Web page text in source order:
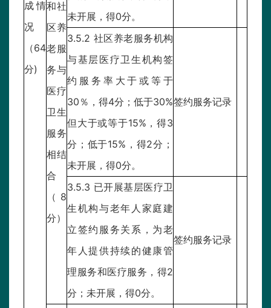
成情
况
（64
分)
和社
区养
老服
务与
医疗
卫生
服务
相结
合
（8
分）
未开展，得0分。
3.5.2 社区养老服务机构
与基层医疗卫生机构签
约服务率大于或等于
30％，得4分；低于30%
但大于或等于15%，得3
分；低于15%，得2分；
未开展，得0分。
签约服务记录
3.5.3 已开展基层医疗卫
生机构与老年人家庭建
立签约服务关系，为老
年人提供持续的健康管
理服务和医疗服务，得2
分；未开展，得0分。
签约服务记录